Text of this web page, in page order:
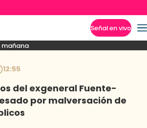
Señal en vivo
mañana
DenunciasPolicialPolíticaEspectáculo
12:55
del exgeneral Fuente-
por malversación de